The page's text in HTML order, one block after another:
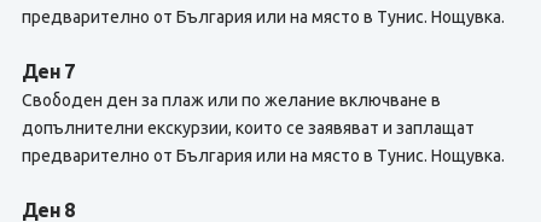
предварително от България или на място в Тунис. Нощувка.
Ден 7
Свободен ден за плаж или по желание включване в
допълнителни екскурзии, които се заявяват и заплащат
предварително от България или на място в Тунис. Нощувка.
Ден 8